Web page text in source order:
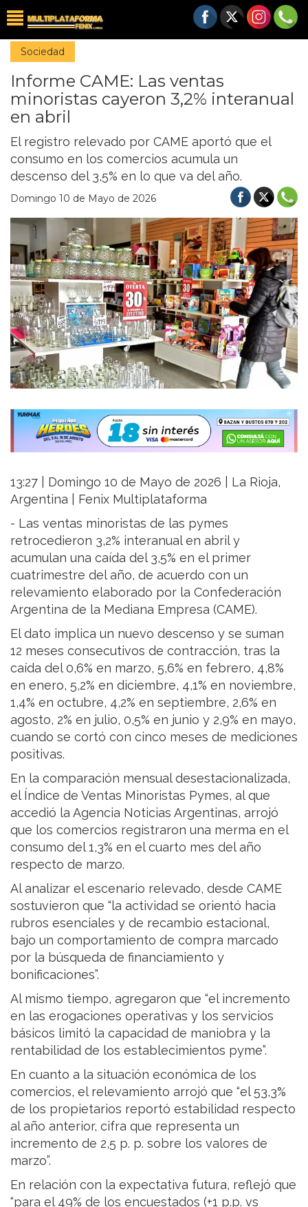
Sociedad
Informe CAME: Las ventas
minoristas cayeron 3,2% interanual
en abril
El registro relevado por CAME aportó que el
consumo en los comercios acumula un
descenso del 3,5% en lo que va del año.
Domingo 10 de Mayo de 2026
13:27 | Domingo 10 de Mayo de 2026 | La Rioja,
Argentina | Fenix Multiplataforma
- Las ventas minoristas de las pymes
retrocedieron 3,2% interanual en abril y
acumulan una caída del 3,5% en el primer
cuatrimestre del año, de acuerdo con un
relevamiento elaborado por la Confederación
Argentina de la Mediana Empresa (CAME).
El dato implica un nuevo descenso y se suman
12 meses consecutivos de contracción, tras la
caída del 0,6% en marzo, 5,6% en febrero, 4,8%
en enero, 5,2% en diciembre, 4,1% en noviembre,
1,4% en octubre, 4,2% en septiembre, 2,6% en
agosto, 2% en julio, 0,5% en junio y 2,9% en mayo,
cuando se cortó con cinco meses de mediciones
positivas.
En la comparación mensual desestacionalizada,
el Índice de Ventas Minoristas Pymes, al que
accedió la Agencia Noticias Argentinas, arrojó
que los comercios registraron una merma en el
consumo del 1,3% en el cuarto mes del año
respecto de marzo.
Al analizar el escenario relevado, desde CAME
sostuvieron que “la actividad se orientó hacia
rubros esenciales y de recambio estacional,
bajo un comportamiento de compra marcado
por la búsqueda de financiamiento y
bonificaciones”.
Al mismo tiempo, agregaron que “el incremento
en las erogaciones operativas y los servicios
básicos limitó la capacidad de maniobra y la
rentabilidad de los establecimientos pyme”.
En cuanto a la situación económica de los
comercios, el relevamiento arrojó que “el 53,3%
de los propietarios reportó estabilidad respecto
al año anterior, cifra que representa un
incremento de 2,5 p. p. sobre los valores de
marzo”.
En relación con la expectativa futura, reflejó que
“para el 49% de los encuestados (+1 p.p. vs